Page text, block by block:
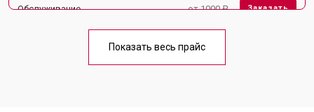
Обслуживание от 1000 ₽ Заказать
Замена блока питания от 1000 ₽
Показать весь прайс